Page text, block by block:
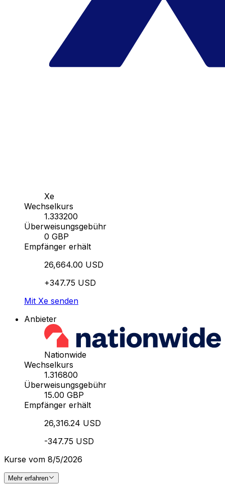
Xe
Wechselkurs
1.333200
Überweisungsgebühr
0 GBP
Empfänger erhält
26,664.00 USD
+347.75 USD
Mit Xe senden
Anbieter
Nationwide
Wechselkurs
1.316800
Überweisungsgebühr
15.00 GBP
Empfänger erhält
26,316.24 USD
-347.75 USD
Kurse vom 8/5/2026
Mehr erfahren